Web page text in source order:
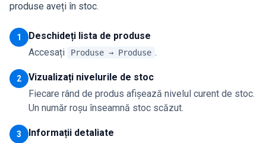
produse aveți în stoc.
1
Deschideți lista de produse
Accesați
Produse → Produse .
2
Vizualizați nivelurile de stoc
Fiecare rând de produs afișează nivelul curent de stoc.
Un număr roșu înseamnă stoc scăzut.
3
Informații detaliate